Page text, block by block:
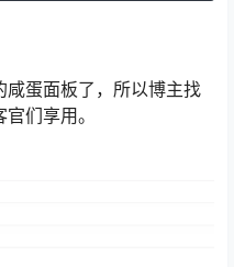
咸蛋面板了，所以博主找
们享用。